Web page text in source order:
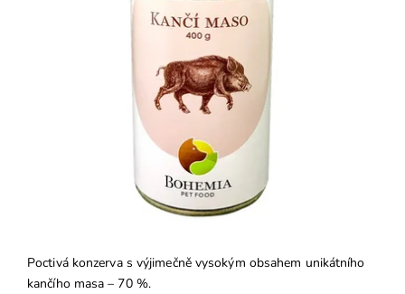
Poctivá konzerva s výjimečně vysokým obsahem unikátního
kančího masa – 70 %.